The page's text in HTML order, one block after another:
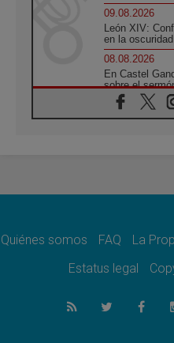
09.08.2026
León XIV:
en la oscuridad
08.08.2026
En Castel
sobre el
08.08.2026
En Colombia,
08.08.2026
08.08.2026
del Buen
Filipinas: el
se convierte
Quiénes somos FAQ La
Estatus legal